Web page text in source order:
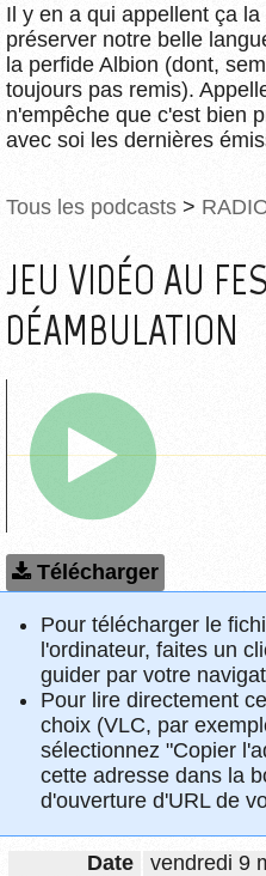
Il y en a qui appellent ça
préserver notre belle
la perfide Albion (dont,
toujours pas remis).
n'empêche que c'est bien
avec soi les dernières
Tous les podcasts >
JEU VIDÉO AU
DÉAMBULATION
Télécharger
Pour télécharger le
l'ordinateur, faites un
guider par votre
Pour lire directement
choix (VLC, par
sélectionnez "Copier
cette adresse dans la
d'ouverture d'URL de
Date
vendredi 9